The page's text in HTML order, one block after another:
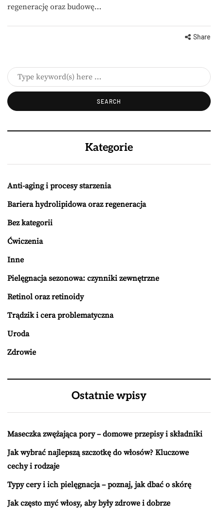
regenerację oraz budowę…
Share
Kategorie
Anti-aging i procesy starzenia
Bariera hydrolipidowa oraz regeneracja
Bez kategorii
Ćwiczenia
Inne
Pielęgnacja sezonowa: czynniki zewnętrzne
Retinol oraz retinoidy
Trądzik i cera problematyczna
Uroda
Zdrowie
Ostatnie wpisy
Maseczka zwężająca pory – domowe przepisy i składniki
Jak wybrać najlepszą szczotkę do włosów? Kluczowe
cechy i rodzaje
Typy cery i ich pielęgnacja – poznaj, jak dbać o skórę
Jak często myć włosy, aby były zdrowe i dobrze